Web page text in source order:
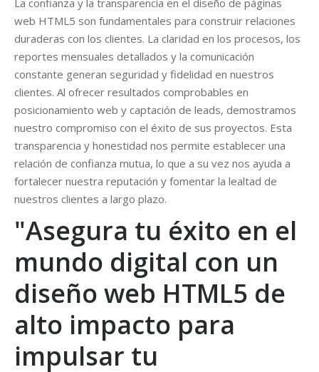
La confianza y la transparencia en el diseño de páginas
web HTML5 son fundamentales para construir relaciones
duraderas con los clientes. La claridad en los procesos, los
reportes mensuales detallados y la comunicación
constante generan seguridad y fidelidad en nuestros
clientes. Al ofrecer resultados comprobables en
posicionamiento web y captación de leads, demostramos
nuestro compromiso con el éxito de sus proyectos. Esta
transparencia y honestidad nos permite establecer una
relación de confianza mutua, lo que a su vez nos ayuda a
fortalecer nuestra reputación y fomentar la lealtad de
nuestros clientes a largo plazo.
"Asegura tu éxito en el
mundo digital con un
diseño web HTML5 de
alto impacto para
impulsar tu